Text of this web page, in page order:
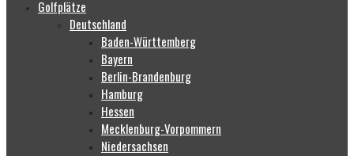
Golfplätze
Deutschland
Baden-Württemberg
Bayern
Berlin-Brandenburg
Hamburg
Hessen
Mecklenburg-Vorpommern
Niedersachsen